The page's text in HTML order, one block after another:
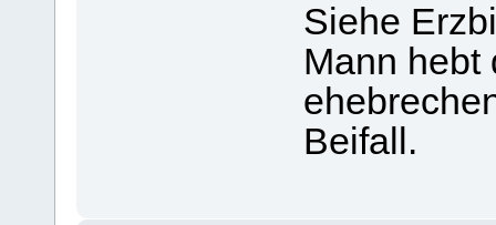
Siehe
Mann
Beifall.